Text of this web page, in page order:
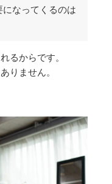
なってくるのは
るからです。
りません。